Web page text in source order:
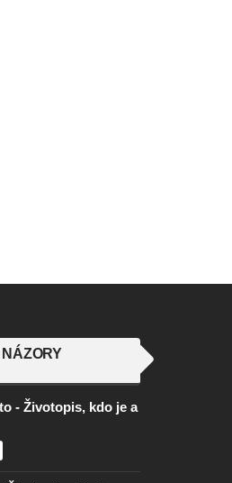
- Životopis, kdo je a